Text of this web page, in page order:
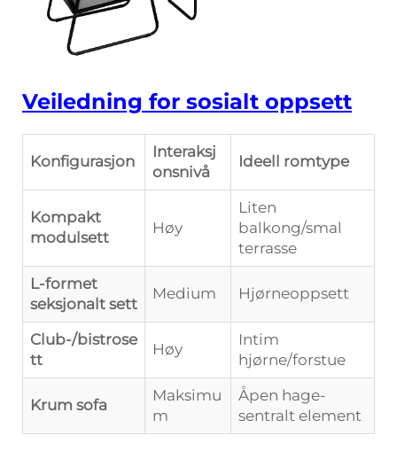
Veiledning for sosialt oppsett
Konfigurasjon
Interaksj
onsnivå
Ideell romtype
Kompakt
modulsett
Høy
Liten
balkong/smal
terrasse
L-formet
seksjonalt sett
Medium Hjørneoppsett
Club-/bistrose
tt
Høy
Intim
hjørne/forstue
Krum sofa
Maksimu
m
Åpen hage-
sentralt element